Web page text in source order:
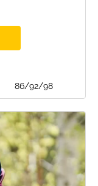
86/92/98